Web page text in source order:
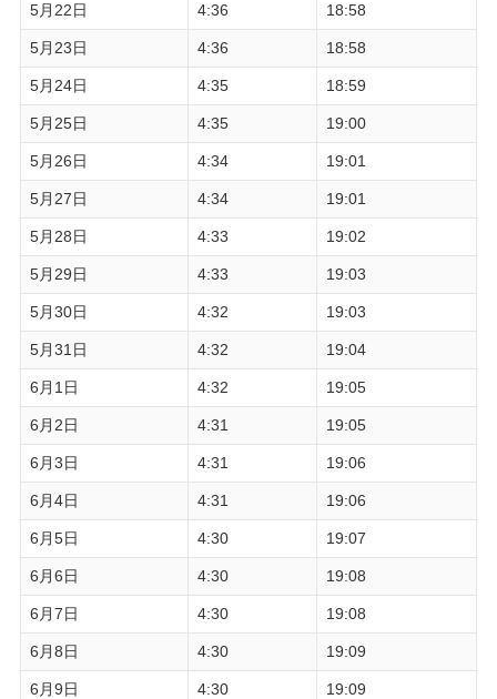
5月22日 4:36 18:58
5月23日 4:36 18:58
5月24日 4:35 18:59
5月25日 4:35 19:00
5月26日 4:34 19:01
5月27日 4:34 19:01
5月28日 4:33 19:02
5月29日 4:33 19:03
5月30日 4:32 19:03
5月31日 4:32 19:04
6月1日 4:32 19:05
6月2日 4:31 19:05
6月3日 4:31 19:06
6月4日 4:31 19:06
6月5日 4:30 19:07
6月6日 4:30 19:08
6月7日 4:30 19:08
6月8日 4:30 19:09
6月9日 4:30 19:09